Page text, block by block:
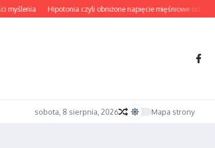
Hipotonia czyli obniżone napięcie mięśniowe od
sobota, 8 sierpnia, 2026 Mapa strony